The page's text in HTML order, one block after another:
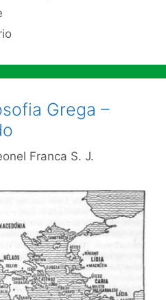
Grega –
Franca S. J.